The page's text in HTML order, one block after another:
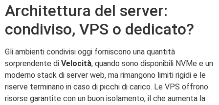
Architettura del server:
condiviso, VPS o dedicato?
Gli ambienti condivisi oggi forniscono una quantità
sorprendente di Velocità, quando sono disponibili NVMe e un
moderno stack di server web, ma rimangono limiti rigidi e le
riserve terminano in caso di picchi di carico. Le VPS offrono
risorse garantite con un buon isolamento, il che aumenta la